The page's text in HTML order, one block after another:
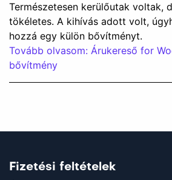
Természetesen kerülőutak voltak,
tökéletes. A kihívás adott volt,
hozzá egy külön bővítményt.
Tovább olvasom: Árukereső for
bővítmény
Fizetési feltételek